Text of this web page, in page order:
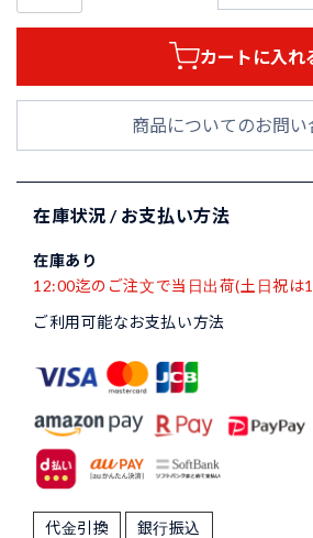
カートに入れ
商品についてのお問い
在庫状況 / お支払い方法
在庫あり
12:00迄のご注文で当日出荷(土日祝は
ご利用可能なお支払い方法
代金引換 銀行振込